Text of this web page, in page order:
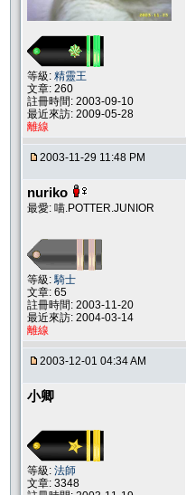
等級: 精靈王
文章: 260
註冊時間: 2003-09-10
最近來訪: 2009-05-28
離線
2003-11-29 11:48 PM
nuriko
最愛: 喵.POTTER.JUNIOR
等級:騎士
文章: 65
註冊時間: 2003-11-20
最近來訪: 2004-03-14
離線
2003-12-01 04:34 AM
小卿
等級: 法師
文章: 3348